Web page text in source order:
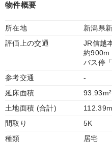
物件概要
所在地 新潟県
評価上の交通
JR信越
約900m
バス停
参考交通
-
延床面積
土地面積 (合計)
間取り
5K
種類
居宅